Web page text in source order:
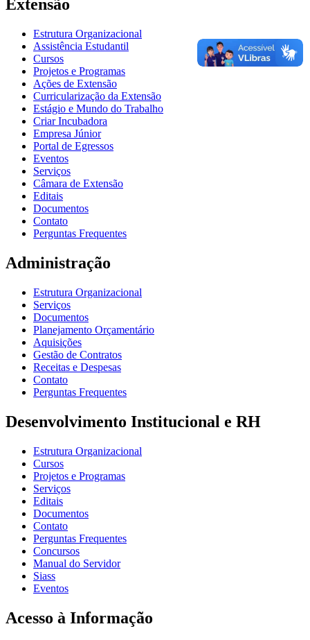
Extensão
Estrutura Organizacional
Assistência Estudantil
Cursos
Projetos e Programas
Ações de Extensão
Curricularização da Extensão
Estágio e Mundo do Trabalho
Criar Incubadora
Empresa Júnior
Portal de Egressos
Eventos
Serviços
Câmara de Extensão
Editais
Documentos
Contato
Perguntas Frequentes
Administração
Estrutura Organizacional
Serviços
Documentos
Planejamento Orçamentário
Aquisições
Gestão de Contratos
Receitas e Despesas
Contato
Perguntas Frequentes
Desenvolvimento Institucional e RH
Estrutura Organizacional
Cursos
Projetos e Programas
Serviços
Editais
Documentos
Contato
Perguntas Frequentes
Concursos
Manual do Servidor
Siass
Eventos
Acesso à Informação